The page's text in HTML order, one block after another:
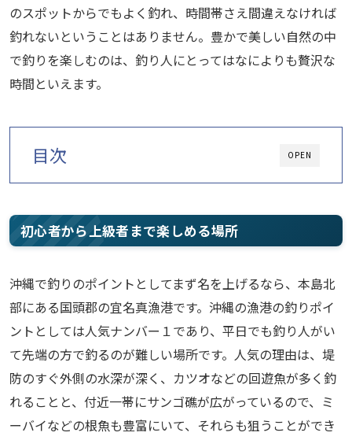
のスポットからでもよく釣れ、時間帯さえ間違えなければ
釣れないということはありません。豊かで美しい自然の中
で釣りを楽しむのは、釣り人にとってはなによりも贅沢な
時間といえます。
OPEN
目次
初心者から上級者まで楽しめる場所
沖縄で釣りのポイントとしてまず名を上げるなら、本島北
部にある国頭郡の宜名真漁港です。沖縄の漁港の釣りポイ
ントとしては人気ナンバー１であり、平日でも釣り人がい
て先端の方で釣るのが難しい場所です。人気の理由は、堤
防のすぐ外側の水深が深く、カツオなどの回遊魚が多く釣
れることと、付近一帯にサンゴ礁が広がっているので、ミ
ーバイなどの根魚も豊富にいて、それらも狙うことができ